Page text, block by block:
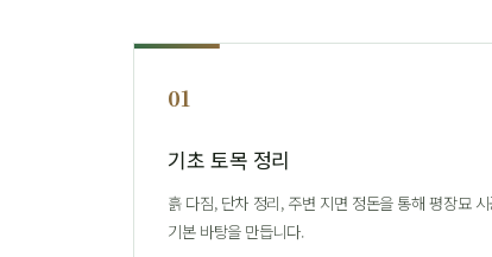
01
기초 토목 정리
흙 다짐, 단차 정리, 주변 지면 정돈을 통해 평장묘 시
기본 바탕을 만듭니다.